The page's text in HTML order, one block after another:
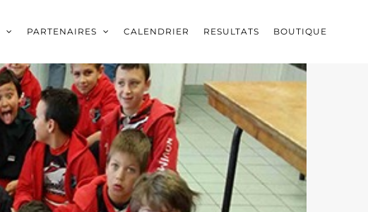
PARTENAIRES CALENDRIER RESULTATS BOUTIQUE